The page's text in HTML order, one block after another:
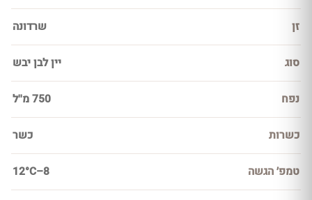
זן שרדונה
סוג יין לבן יבש
נפח 750 מ''ל
כשרות כשר
טמפ׳ הגשה 8–12°C